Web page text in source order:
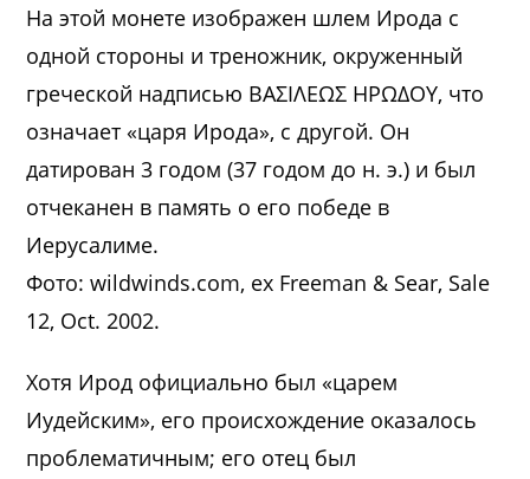
На этой монете изображен шлем Ирода с
одной стороны и треножник, окруженный
греческой надписью BAΣIΛEΩΣ HPΩΔOY, что
означает «царя Ирода», с другой. Он
датирован 3 годом (37 годом до н. э.) и был
отчеканен в память о его победе в
Иерусалиме.
Фото: wildwinds.com, ex Freeman & Sear, Sale
12, Oct. 2002.
Хотя Ирод официально был «царем
Иудейским», его происхождение оказалось
проблематичным; его отец был